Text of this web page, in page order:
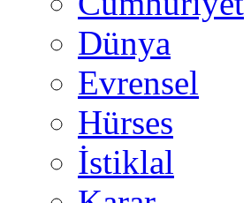
Dünya
Evrensel
Hürses
İstiklal